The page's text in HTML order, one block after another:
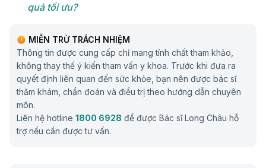
quả tối ưu?
MIỄN TRỪ TRÁCH NHIỆM
Thông tin được cung cấp chỉ mang tính chất tham khảo,
không thay thế ý kiến tham vấn y khoa. Trước khi đưa ra
quyết định liên quan đến sức khỏe, bạn nên được bác sĩ
thăm khám, chẩn đoán và điều trị theo hướng dẫn chuyên
môn.
Liên hệ hotline 1800 6928 để được Bác sĩ Long Châu hỗ
trợ nếu cần được tư vấn.